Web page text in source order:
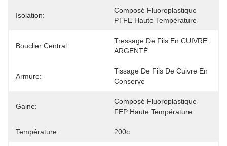
Isolation:
Composé Fluoroplastique
PTFE Haute Température
Bouclier Central:
Tressage De Fils En CUIVRE
ARGENTÉ
Armure:
Tissage De Fils De Cuivre En
Conserve
Gaine:
Composé Fluoroplastique
FEP Haute Température
Température: 200c